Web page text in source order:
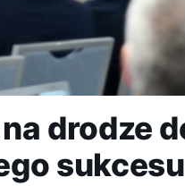
drodze
sukcesu